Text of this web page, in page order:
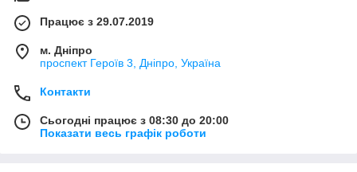
Працює з 29.07.2019
м. Дніпро
проспект Героїв 3, Дніпро, Україна
Контакти
Сьогодні працює з 08:30 до 20:00
Показати весь графік роботи